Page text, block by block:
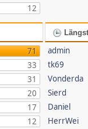
12
71
33
31
20
17
12
admin
tk69
Vonderda
Sierd
Daniel
HerrWei